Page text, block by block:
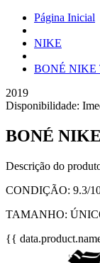
Página Inicial
NIKE
BONÉ NIKE
2019
Disponibilidade:
BONÉ
Descrição do
CONDIÇÃO: 9.3/
TAMANHO:
{{